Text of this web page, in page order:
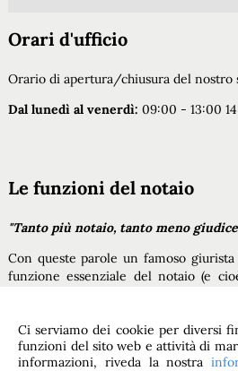
Ci serviamo dei cookie per diversi
funzioni del sito web e attività di
informazioni, riveda la nostra
Orari d'ufficio
Orario di apertura/chiusura del nostro
Dal lunedì al venerdì: 09:00 - 13:00
Le funzioni del notaio
"Tanto più notaio, tanto meno
Con queste parole un famoso
funzione essenziale del notaio (e